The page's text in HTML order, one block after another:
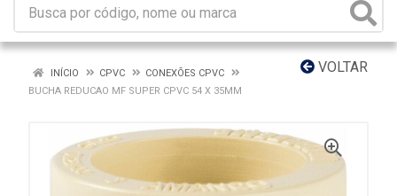
VOLTAR
INÍCIO CPVC
CONEXÕES CPVC
BUCHA REDUCAO MF SUPER CPVC 54 X 35MM